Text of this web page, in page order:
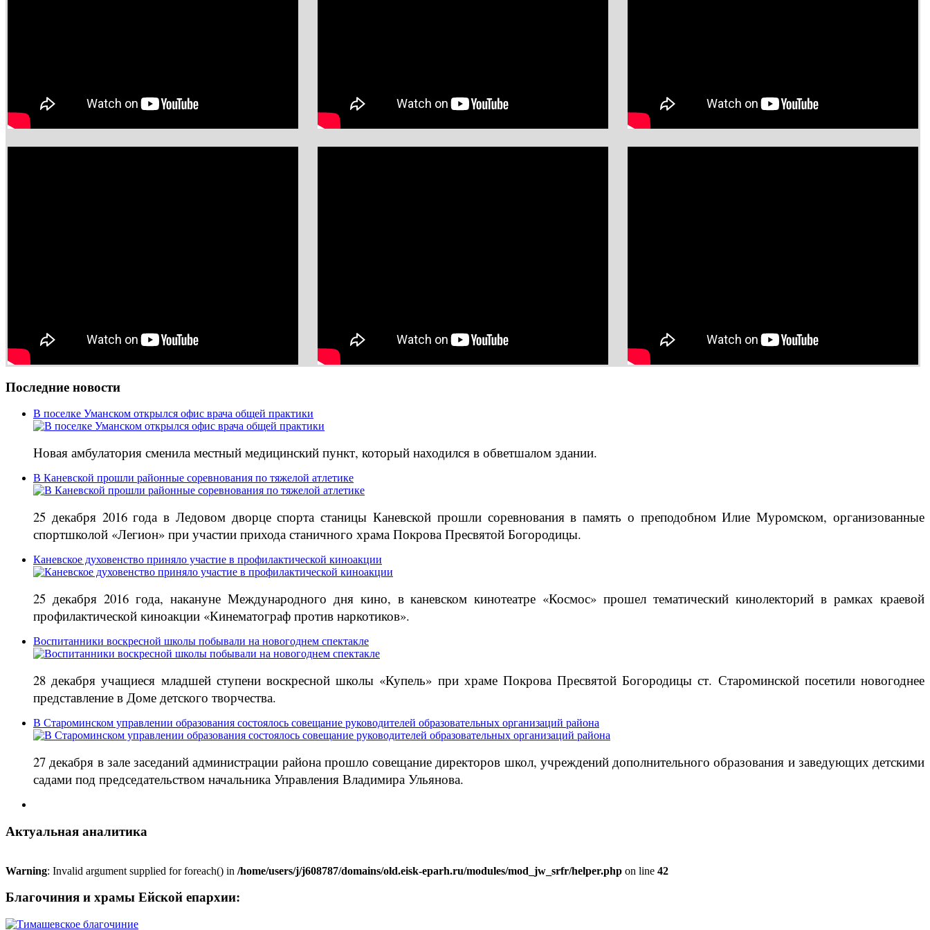
Последние новости
В поселке Уманском открылся офис врача общей практики
Новая амбулатория сменила местный медицинский пункт, который находился в обветшалом здании.
В Каневской прошли районные соревнования по тяжелой атлетике
25 декабря 2016 года в Ледовом дворце спорта станицы Каневской прошли соревнования в память о преподобном Илие Муромском, организованные
спортшколой «Легион» при участии прихода станичного храма Покрова Пресвятой Богородицы.
Каневское духовенство приняло участие в профилактической киноакции
25 декабря 2016 года, накануне Международного дня кино, в каневском кинотеатре «Космос» прошел тематический кинолекторий в рамках краевой
профилактической киноакции «Кинематограф против наркотиков».
Воспитанники воскресной школы побывали на новогоднем спектакле
28 декабря учащиеся младшей ступени воскресной школы «Купель» при храме Покрова Пресвятой Богородицы ст. Староминской посетили новогоднее
представление в Доме детского творчества.
В Староминском управлении образования состоялось совещание руководителей образовательных организаций района
27 декабря в зале заседаний администрации района прошло совещание директоров школ, учреждений дополнительного образования и заведующих детскими
садами под председательством начальника Управления Владимира Ульянова.
Актуальная аналитика
Warning: Invalid argument supplied for foreach() in /home/users/j/j608787/domains/old.eisk-eparh.ru/modules/mod_jw_srfr/helper.php on line 42
Благочиния и храмы Ейской епархии: